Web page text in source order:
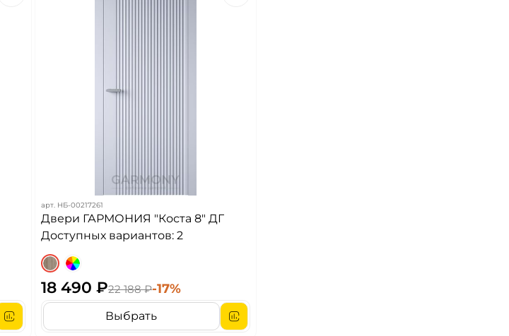
арт. НБ-00217261
Двери ГАРМОНИЯ "Коста 8" ДГ
Доступных вариантов: 2
18 490 ₽22 188 ₽-17%
Выбрать